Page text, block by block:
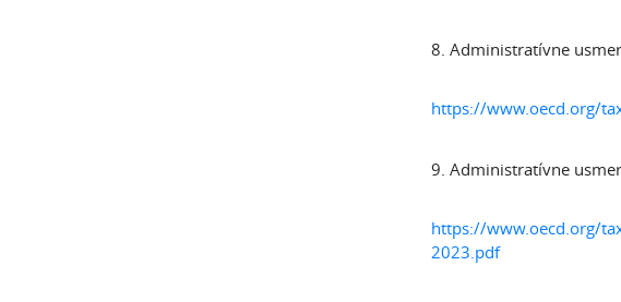
8. Administratívne
https://www.oecd.org/
9. Administratívne
https://www.oecd.org/
2023.pdf